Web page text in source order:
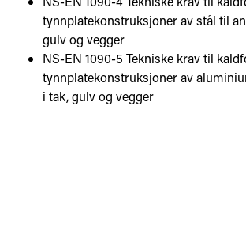
tynnplatekonstruksjoner av stål til
gulv og vegger
NS-EN 1090-5 Tekniske krav til
tynnplatekonstruksjoner av
i tak, gulv og vegger